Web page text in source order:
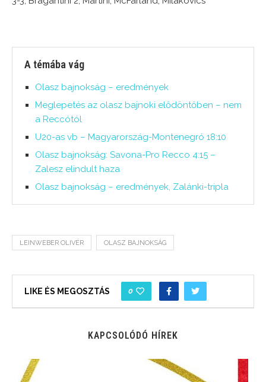
A témába vág
Olasz bajnokság – eredmények
Meglepetés az olasz bajnoki elődöntőben – nem
a Reccótól
U20-as vb – Magyarország-Montenegró 18:10
Olasz bajnokság: Savona-Pro Recco 4:15 –
Zalesz elindult haza
Olasz bajnokság – eredmények, Zalánki-tripla
LEINWEBER OLIVÉR OLASZ BAJNOKSÁG
LIKE ÉS MEGOSZTÁS 0
KAPCSOLÓDÓ HÍREK